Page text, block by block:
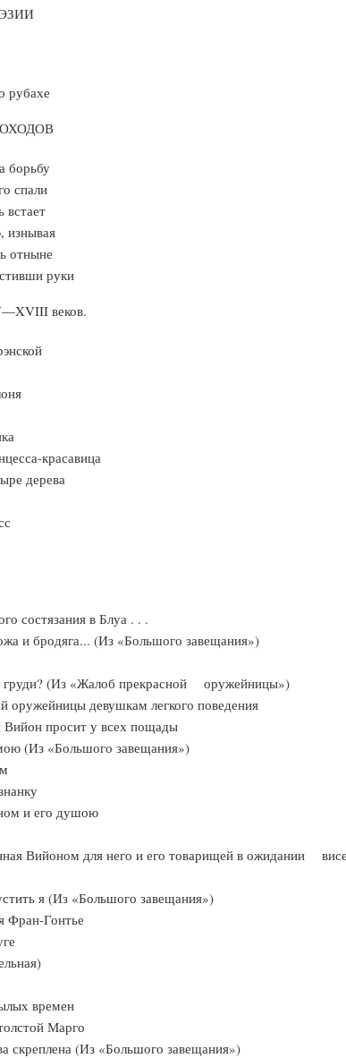
рубахе
борьбу
спали
встает
изнывая
отныне
руки
веков.
красавица
дерева
состязания в Блуа . . .
и бродяга... (Из «Большого завещания»)
груди? (Из «Жалоб прекрасной оружейницы»)
оружейницы девушкам легкого поведения
Вийон просит у всех пощады
(Из «Большого завещания»)
и его душою
Вийоном для него и его товарищей в ожидании
я (Из «Большого завещания»)
Фран-Гонтье
времен
Марго
скреплена (Из «Большого завещания»)